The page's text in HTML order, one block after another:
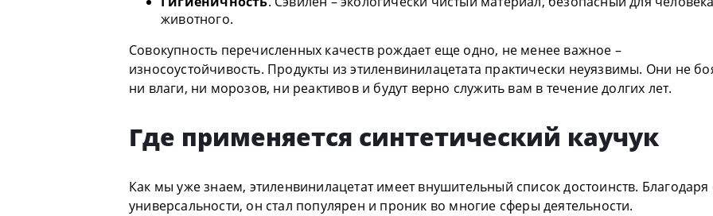
животного.
Совокупность перечисленных качеств рождает еще одно, не менее важное –
износоустойчивость. Продукты из этиленвинилацетата практически неуязвимы. Они не
ни влаги, ни морозов, ни реактивов и будут верно служить вам в течение долгих лет.
Где применяется синтетический каучук
Как мы уже знаем, этиленвинилацетат имеет внушительный список достоинств. Благодаря
универсальности, он стал популярен и проник во многие сферы деятельности.